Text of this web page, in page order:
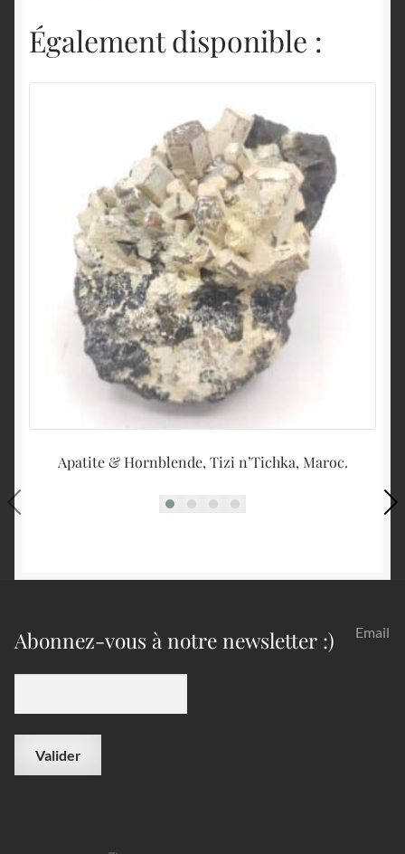
Également disponible :
Apatite & Hornblende, Tizi n’Tichka, Maroc.
Abonnez-vous à notre newsletter :) Email